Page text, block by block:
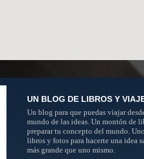
UN BLOG DE LIBROS Y
Un blog para que puedas viajar
mundo de las ideas. Un montón de
preparar tu concepto del mundo.
libros y fotos para hacerte una idea
más grande que uno mismo.